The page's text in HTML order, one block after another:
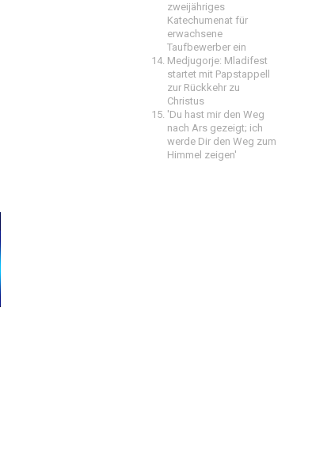
zweijähriges
Katechumenat für
erwachsene
Taufbewerber ein
Medjugorje: Mladifest
startet mit Papstappell
zur Rückkehr zu
Christus
'Du hast mir den Weg
nach Ars gezeigt; ich
werde Dir den Weg zum
Himmel zeigen'